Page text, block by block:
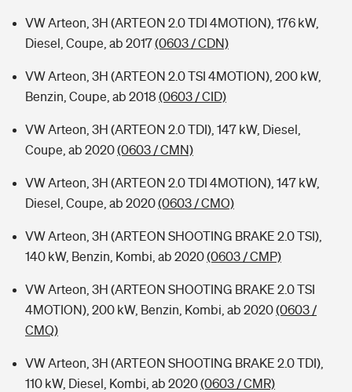
VW Arteon, 3H (ARTEON 2.0 TDI 4MOTION), 176 kW,
Diesel, Coupe, ab 2017(0603 / CDN)
VW Arteon, 3H (ARTEON 2.0 TSI 4MOTION), 200 kW,
Benzin, Coupe, ab 2018 (0603 / CID)
VW Arteon, 3H (ARTEON 2.0 TDI), 147 kW, Diesel,
Coupe, ab 2020(0603 / CMN)
VW Arteon, 3H (ARTEON 2.0 TDI 4MOTION), 147 kW,
Diesel, Coupe, ab 2020(0603 / CMO)
VW Arteon, 3H (ARTEON SHOOTING BRAKE 2.0 TSI),
140 kW, Benzin, Kombi, ab 2020(0603 / CMP)
VW Arteon, 3H (ARTEON SHOOTING BRAKE 2.0 TSI
4MOTION), 200 kW, Benzin, Kombi, ab 2020(0603 /
CMQ)
VW Arteon, 3H (ARTEON SHOOTING BRAKE 2.0 TDI),
110 kW, Diesel, Kombi, ab 2020(0603 / CMR)